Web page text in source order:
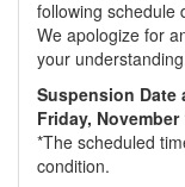
following schedule
We apologize for
your
Suspension Date
Friday,
*The scheduled
condition.